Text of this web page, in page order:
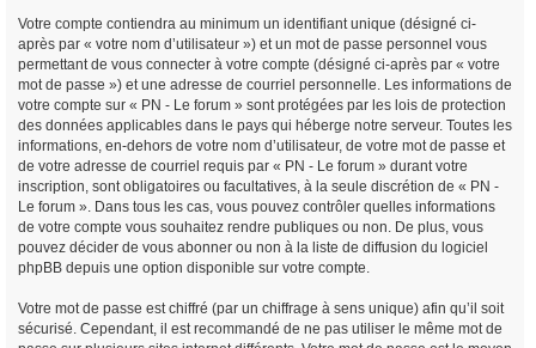
Votre compte contiendra au minimum un identifiant unique (désigné ci-
après par « votre nom d’utilisateur ») et un mot de passe personnel vous
permettant de vous connecter à votre compte (désigné ci-après par « votre
mot de passe ») et une adresse de courriel personnelle. Les informations de
votre compte sur « PN - Le forum » sont protégées par les lois de protection
des données applicables dans le pays qui héberge notre serveur. Toutes les
informations, en-dehors de votre nom d’utilisateur, de votre mot de passe et
de votre adresse de courriel requis par « PN - Le forum » durant votre
inscription, sont obligatoires ou facultatives, à la seule discrétion de « PN -
Le forum ». Dans tous les cas, vous pouvez contrôler quelles informations
de votre compte vous souhaitez rendre publiques ou non. De plus, vous
pouvez décider de vous abonner ou non à la liste de diffusion du logiciel
phpBB depuis une option disponible sur votre compte.
Votre mot de passe est chiffré (par un chiffrage à sens unique) afin qu’il soit
sécurisé. Cependant, il est recommandé de ne pas utiliser le même mot de